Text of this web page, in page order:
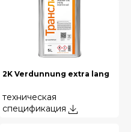
2K Verdunnung extra lang
техническая
спецификация